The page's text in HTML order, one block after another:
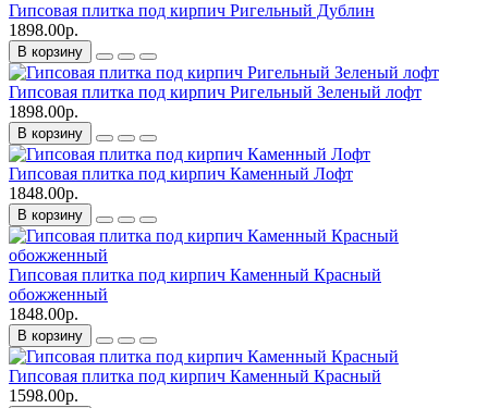
Гипсовая плитка под кирпич Ригельный Дублин
1898.00р.
В корзину
Гипсовая плитка под кирпич Ригельный Зеленый лофт
1898.00р.
В корзину
Гипсовая плитка под кирпич Каменный Лофт
1848.00р.
В корзину
Гипсовая плитка под кирпич Каменный Красный
обожженный
1848.00р.
В корзину
Гипсовая плитка под кирпич Каменный Красный
1598.00р.